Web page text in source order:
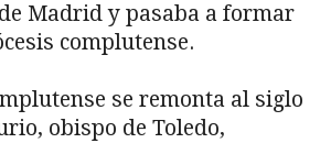
Madrid y pasaba a formar
complutense.
se remonta al siglo
obispo de Toledo,